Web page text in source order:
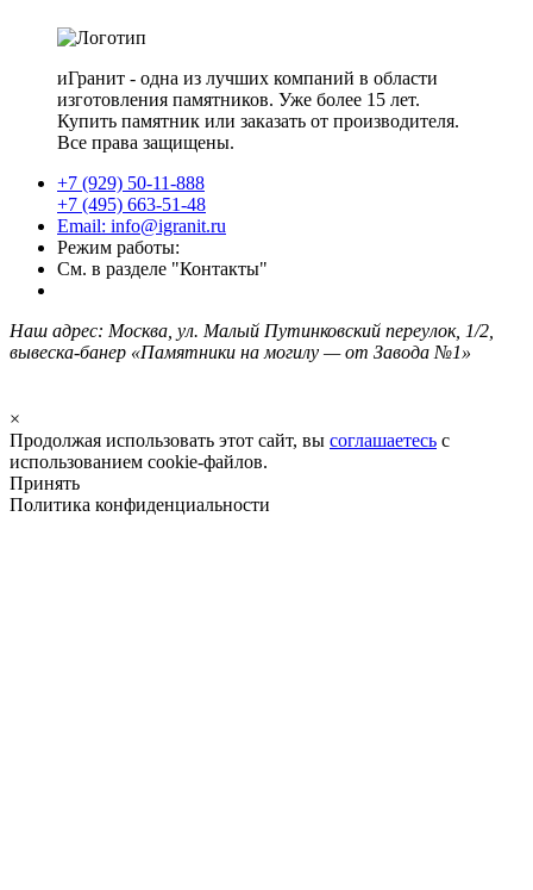
иГранит - одна из лучших компаний в области
изготовления памятников. Уже более 15 лет.
Купить памятник или заказать от производителя.
Все права защищены.
+7 (929) 50-11-888
+7 (495) 663-51-48
Email: info@igranit.ru
Режим работы:
См. в разделе "Контакты"
Наш адрес: Москва, ул. Малый Путинковский переулок, 1/2,
вывеска-банер «Памятники на могилу — от Завода №1»
×
Продолжая использовать этот сайт, вы соглашаетесь с
использованием cookie-файлов.
Принять
Политика конфиденциальности